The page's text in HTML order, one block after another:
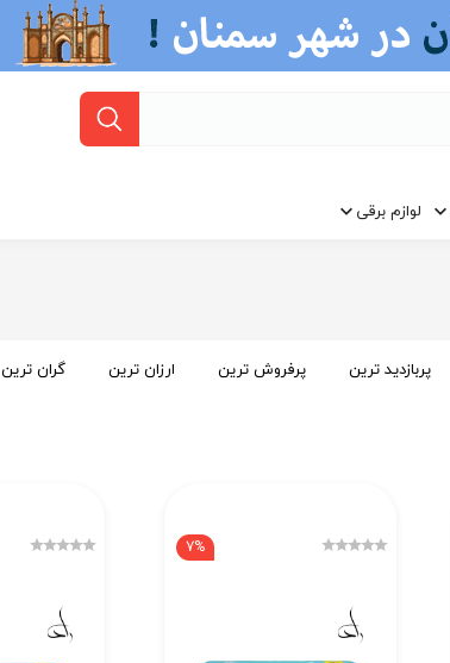
لوازم برقی
پربازدید ترین پرفروش ترین ارزان ترین گران ترین
7%